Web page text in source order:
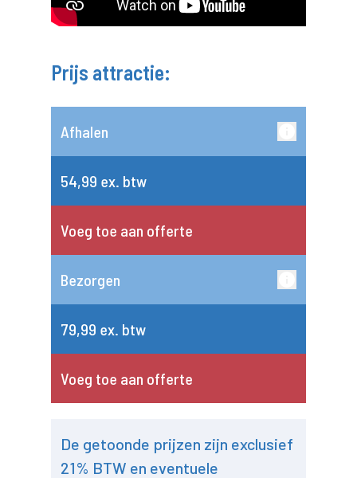
Prijs attractie:
Afhalen
54,99 ex. btw
Voeg toe aan offerte
Bezorgen
79,99 ex. btw
Voeg toe aan offerte
De getoonde prijzen zijn exclusief
21% BTW en eventuele